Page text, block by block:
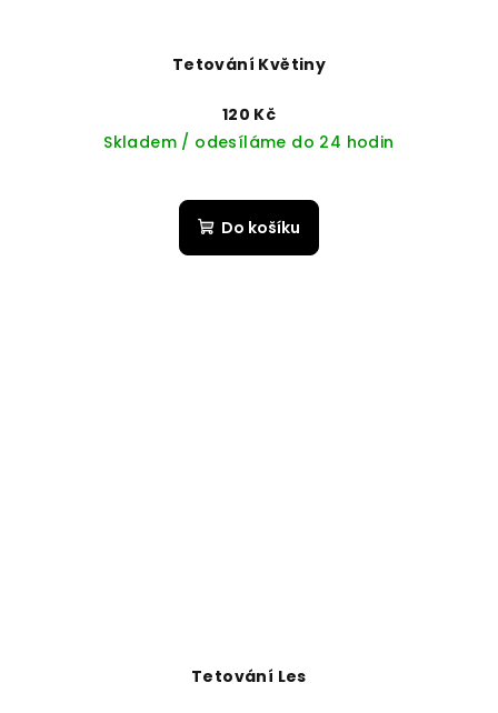
Tetování Květiny
120 Kč
Skladem / odesíláme do 24 hodin
Do košíku
Tetování Les